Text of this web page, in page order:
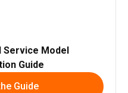
Service Model
Guide
Guide